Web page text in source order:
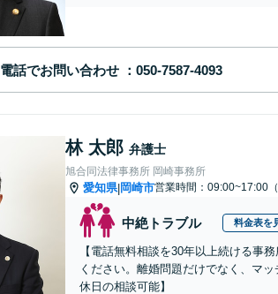
電話でお問い合わせ
林 太郎 弁護士
旭合同法律事務所 岡崎事務所
愛知県|岡崎市営業時間：09:00~17:00（
中絶トラブル 料金表を
【電話無料相談を30年以上続ける事
ください。離婚問題だけでなく、マ
休日の相談可能】